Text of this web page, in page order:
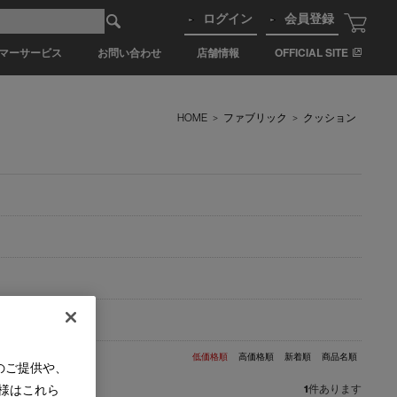
ーサービス お問い合わせ 店舗情報 OFFICIAL SITE
ログイン 会員登録
HOME > ファブリック > クッション
低価格順 高価格順 新着順 商品名順
1件あります
提供や、
はこれら